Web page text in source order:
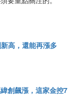
高，還能再漲多
創飆漲，這家金控7